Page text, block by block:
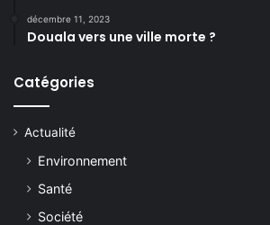
décembre 11, 2023
Douala vers une ville morte ?
Catégories
Actualité
Environnement
Santé
Société